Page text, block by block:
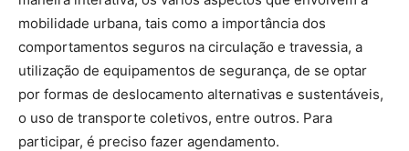
mobilidade urbana, tais como a importância dos
comportamentos seguros na circulação e travessia, a
utilização de equipamentos de segurança, de se optar
por formas de deslocamento alternativas e sustentáveis,
o uso de transporte coletivos, entre outros. Para
participar, é preciso fazer agendamento.